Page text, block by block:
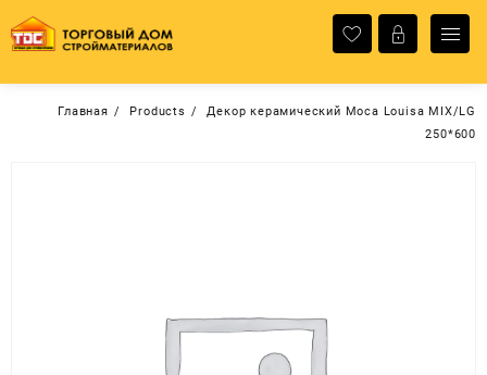
содержимому
Главная Products
Декор керамический Moca Louisa MIX/LG
250*600